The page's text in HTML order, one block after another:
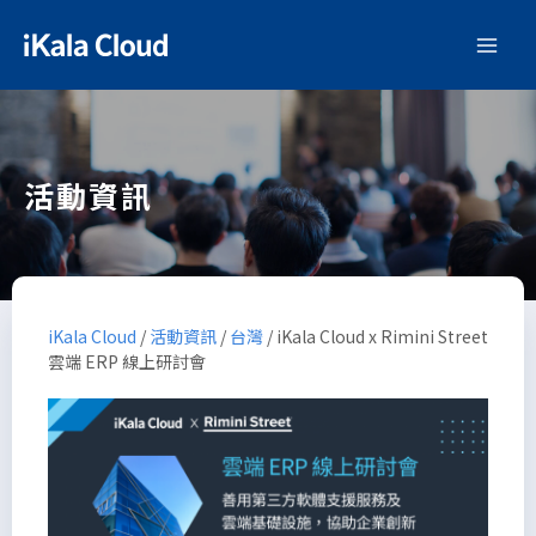
活動資訊
iKala Cloud / 活動資訊 / 台灣 / iKala Cloud x Rimini Street
雲端 ERP 線上研討會